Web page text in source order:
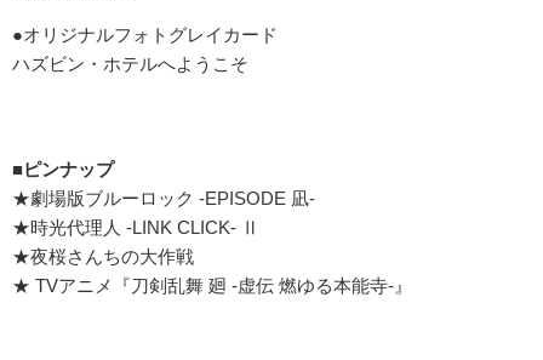
●オリジナルフォトグレイカード
ハズビン・ホテルへようこそ
■ピンナップ
★劇場版ブルーロック -EPISODE 凪-
★時光代理人 -LINK CLICK- Ⅱ
★夜桜さんちの大作戦
★ TVアニメ『刀剣乱舞 廻 -虚伝 燃ゆる本能寺-』